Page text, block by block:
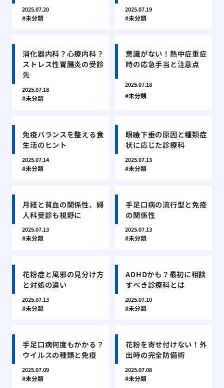
2025.07.20
未分類
2025.07.19
未分類
消化器内科？心療内科？
ストレス性胃腸炎の受診
先
2025.07.18
未分類
意識がない！熱中症重症
時の応急手当と注意点
2025.07.18
未分類
免疫バランスを整える食
生活のヒント
2025.07.14
未分類
眼瞼下垂の原因と種類症
状に応じた診療科
2025.07.13
未分類
月経と貧血の関係性、婦
人科受診も視野に
2025.07.13
未分類
手足口病の流行型と免疫
の関係性
2025.07.13
未分類
花粉症と風邪の見分け方
と対処の違い
2025.07.13
未分類
ADHDかも？最初に相談
すべき診療科とは
2025.07.10
未分類
手足口病何度もかかる？
ウイルスの種類と免疫
2025.07.09
未分類
花粉を寄せ付けない！外
出時の完全防備術
2025.07.08
未分類